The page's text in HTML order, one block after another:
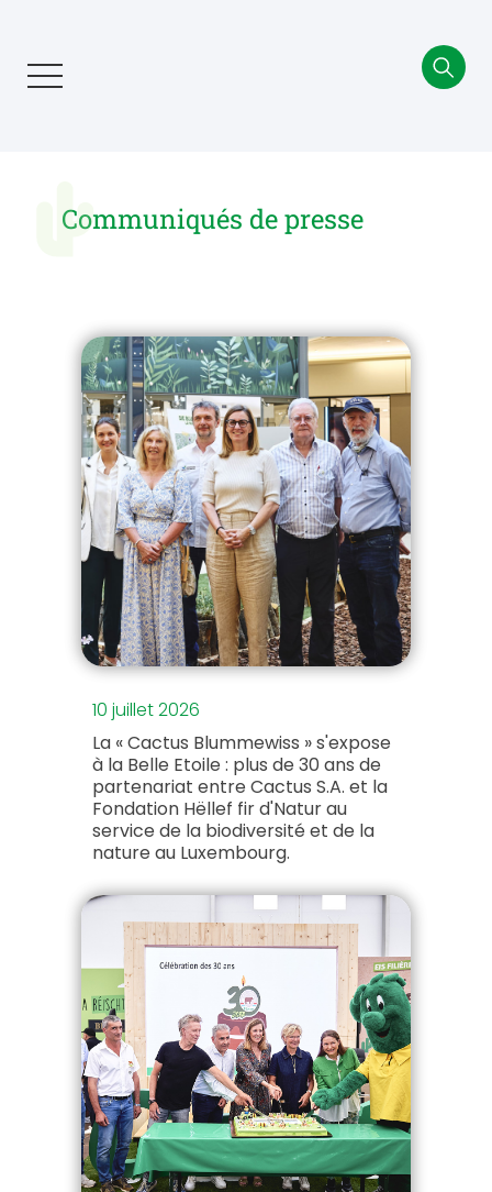
principalCommuniqués de presse
10 juillet 2026
La « Cactus Blummewiss » s'expose
à la Belle Etoile : plus de 30 ans de
partenariat entre Cactus S.A. et la
Fondation Hëllef fir d'Natur au
service de la biodiversité et de la
nature au Luxembourg.